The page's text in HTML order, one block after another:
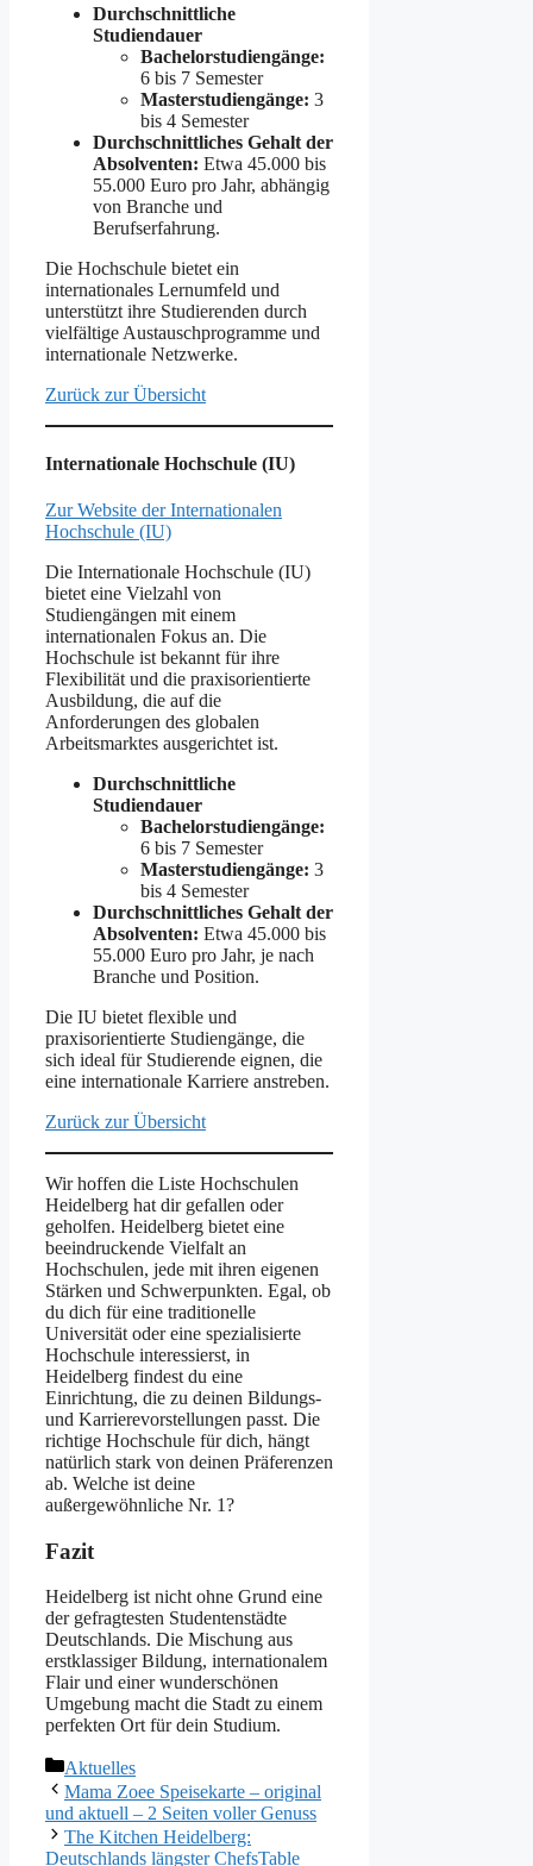
Durchschnittliche
Studiendauer
Bachelorstudiengänge:
6 bis 7 Semester
Masterstudiengänge: 3
bis 4 Semester
Durchschnittliches Gehalt der
Absolventen: Etwa 45.000 bis
55.000 Euro pro Jahr, abhängig
von Branche und
Berufserfahrung.
Die Hochschule bietet ein
internationales Lernumfeld und
unterstützt ihre Studierenden durch
vielfältige Austauschprogramme und
internationale Netzwerke.
Zurück zur Übersicht
Internationale Hochschule (IU)
Zur Website der Internationalen
Hochschule (IU)
Die Internationale Hochschule (IU)
bietet eine Vielzahl von
Studiengängen mit einem
internationalen Fokus an. Die
Hochschule ist bekannt für ihre
Flexibilität und die praxisorientierte
Ausbildung, die auf die
Anforderungen des globalen
Arbeitsmarktes ausgerichtet ist.
Durchschnittliche
Studiendauer
Bachelorstudiengänge:
6 bis 7 Semester
Masterstudiengänge: 3
bis 4 Semester
Durchschnittliches Gehalt der
Absolventen: Etwa 45.000 bis
55.000 Euro pro Jahr, je nach
Branche und Position.
Die IU bietet flexible und
praxisorientierte Studiengänge, die
sich ideal für Studierende eignen, die
eine internationale Karriere anstreben.
Zurück zur Übersicht
Wir hoffen die Liste Hochschulen
Heidelberg hat dir gefallen oder
geholfen. Heidelberg bietet eine
beeindruckende Vielfalt an
Hochschulen, jede mit ihren eigenen
Stärken und Schwerpunkten. Egal, ob
du dich für eine traditionelle
Universität oder eine spezialisierte
Hochschule interessierst, in
Heidelberg findest du eine
Einrichtung, die zu deinen Bildungs-
und Karrierevorstellungen passt. Die
richtige Hochschule für dich, hängt
natürlich stark von deinen Präferenzen
ab. Welche ist deine
außergewöhnliche Nr. 1?
Fazit
Heidelberg ist nicht ohne Grund eine
der gefragtesten Studentenstädte
Deutschlands. Die Mischung aus
erstklassiger Bildung, internationalem
Flair und einer wunderschönen
Umgebung macht die Stadt zu einem
perfekten Ort für dein Studium.
Kategorien
Aktuelles
Mama Zoee Speisekarte – original
und aktuell – 2 Seiten voller Genuss
The Kitchen Heidelberg:
Deutschlands längster ChefsTable